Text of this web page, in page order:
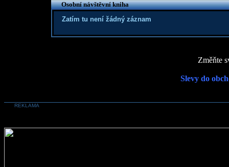
Osobní návštěvní kniha
Zatím tu není žádný záznam
Změňte
Slevy do
REKLAMA